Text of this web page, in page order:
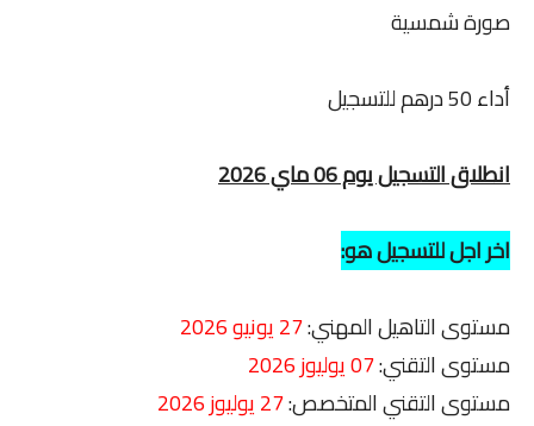
صورة شمسية
أداء 50 درهم للتسجيل
انطلاق التسجيل يوم 06 ماي 2026
اخر اجل للتسجيل هو:
مستوى التاهيل المهني:
مستوى التقني:07 يوليوز 2026
مستوى التقني المتخصص:27 يوليوز 2026